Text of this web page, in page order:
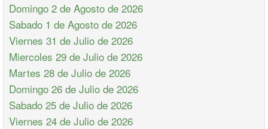
Domingo 2 de Agosto de 2026
Sabado 1 de Agosto de 2026
Viernes 31 de Julio de 2026
Miercoles 29 de Julio de 2026
Martes 28 de Julio de 2026
Domingo 26 de Julio de 2026
Sabado 25 de Julio de 2026
Viernes 24 de Julio de 2026